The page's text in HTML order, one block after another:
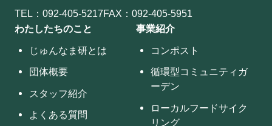
TEL：092-405-5217FAX：092-405-5951
わたしたちのこと
じゅんなま研とは
団体概要
スタッフ紹介
よくある質問
事業紹介
コンポスト
循環型コミュニティガ
ーデン
ローカルフードサイク
リング